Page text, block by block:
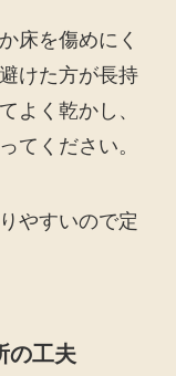
床を傷めにく
けた方が長持
よく乾かし、
てください。
やすいので定
の工夫